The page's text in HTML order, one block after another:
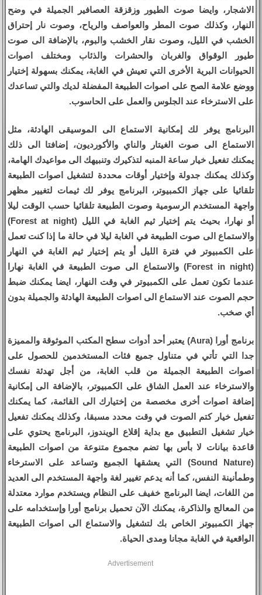
الاشجار، وايضا صوت الطيور وزقزقة العصافير الجميلة في وضح
النهار، وكذلك صوت المطر والعواصف والرياح، وصوت نار إحتراق
الخشب في الليل، وصوت نقار الخشب والبوم، بالإضافة الى صوت
طيور الوقواق والغربان والحشرات والذئاب ومختلف اصوات
الحيوانات البرية الأخرى التي تعيش في الغابة، يمكنك بسهولة إختيار
ووضع علامة الصح على اصوات الطبيعة المفضلة لديك والتي تساعدك
على الاسترخاء عند الجلوس والعمل على الحاسوب.
البرنامج يوفر لك إمكانية الاستماع الى الموسيقى الهادئة، مثل
الاستماع الى صوت الغيتار والناي والأكورديون، إضافتا الى ذلك
يمكنك تفعيل خيار ساعة المنبه لتذكيرك وتنبيهك الى مواعيدك الهامة،
وكذلك يمكنك جدولة وإختيار أوقات محددة لتشغيل اصوات الطبيعة
تلقائيا على جهاز الكمبيوتر، البرنامج يوفر لك ثيمات لتغيير مظهر
واجهة المستخدم الرسومية وصوت الطبيعة تلقائيا حسب الوقت ليلا
أو نهارا، بحيث يتم إختيار ثيم الغابة في الليل (Forest at night)
والاستماع الى صوت الطبيعة في الغابة ليلا في حالة ما إذا كنت تعمل
على الكمبيوتر في فترة الليل أو يتم إختيار ثيم الغابة في النهار
(Forest in night) والاستماع الى صوت الطبيعة في الغابة نهارا
عندما تكون تعمل على الكمبيوتر في وقت النهار، ايضا يمكنك ضبط
حجم الصوت عند الاستماع الى اصوات الطبيعة الهادئة والجميلة بدون
أي صخب.
برنامج أورا (Aura) يعتبر أحد أدوات سطح المكتب الموثوقة والمميزة
جدا التي تأتي في متناول جميع فئات المستخدمين للحصول على
اصوات الطبيعة الجميلة من قلب الغابة، من أجل تهدئة نفسك
والاسترخاء عند العمل الشاق على الكمبيوتر، بالإضافة الى إمكانية
إضافة اصوات أخرى مخصصة من إختيارك الى القائمة، كما يمكنك
تفعيل خيار كتم الصوت في وقت محدد مسبقا، وكذلك يمكنك تفعيل
خيار تشغيل التطبيق مع بداية إقلاع الويندوز، البرنامج يحتوي على
قاعدة بيانات لا بأس بها تضم مجموع متنوعة من اصوات الطبيعة
(Sound Nature) التي يعشقها الجميع وتساعد على الاسترخاء
وطمأنينة النفس، كما أنه يدعم تغيير لغة واجهة المستخدم الى العديد
من اللغات، ايضا البرنامج خفيف على النظام ويستخدم موارد معتدلة
من المعالج والذاكرة، يمكنك الآن تحميل برنامج أورا وإستخدامه على
جهاز الكمبيوتر الخاص بك لتشغيل والاستماع الى اصوات الطبيعة
الواقعية في الغابة مجانا ومدى الحياة.
Advertisement